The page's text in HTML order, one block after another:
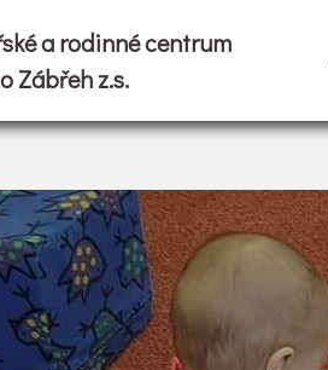
a rodinné centrum
Zábřeh z.s.